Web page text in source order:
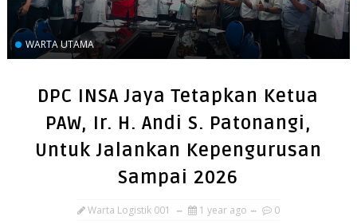
WARTA UTAMA
DPC INSA Jaya Tetapkan Ketua
PAW, Ir. H. Andi S. Patonangi,
Untuk Jalankan Kepengurusan
Sampai 2026
Warta Logistik 001 1 year ago 0